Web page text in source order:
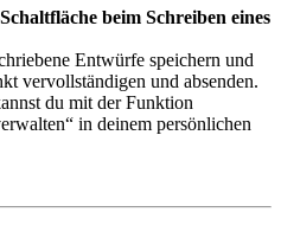
beim Schreiben eines
Entwürfe speichern und
vervollständigen und absenden.
du mit der Funktion
in deinem persönlichen